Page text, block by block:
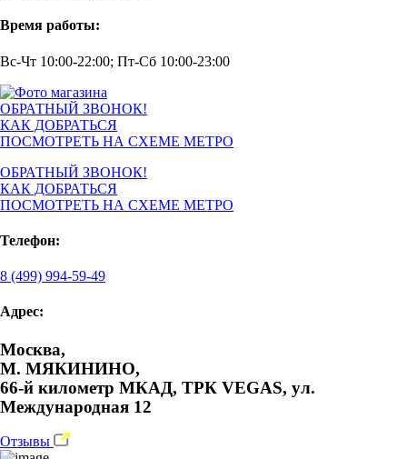
Время работы:
Вс-Чт 10:00-22:00; Пт-Сб 10:00-23:00
ОБРАТНЫЙ ЗВОНОК!
КАК ДОБРАТЬСЯ
ПОСМОТРЕТЬ НА СХЕМЕ МЕТРО
ОБРАТНЫЙ ЗВОНОК!
КАК ДОБРАТЬСЯ
ПОСМОТРЕТЬ НА СХЕМЕ МЕТРО
Телефон:
8 (499) 994-59-49
Адрес:
Москва,
М. МЯКИНИНО,
66-й километр МКАД, ТРК VEGAS, ул.
Международная 12
Отзывы